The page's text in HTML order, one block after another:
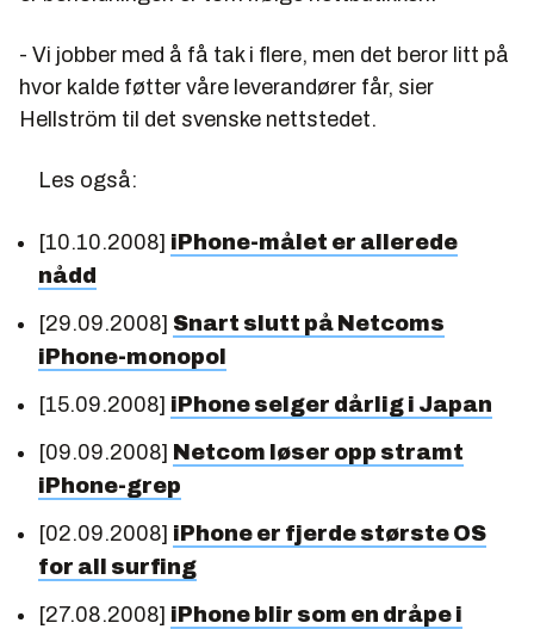
- Vi jobber med å få tak i flere, men det beror litt på
hvor kalde føtter våre leverandører får, sier
Hellström til det svenske nettstedet.
Les også:
[10.10.2008] iPhone-målet er allerede
nådd
[29.09.2008] Snart slutt på Netcoms
iPhone-monopol
[15.09.2008] iPhone selger dårlig i Japan
[09.09.2008] Netcom løser opp stramt
iPhone-grep
[02.09.2008] iPhone er fjerde største OS
for all surfing
[27.08.2008] iPhone blir som en dråpe i